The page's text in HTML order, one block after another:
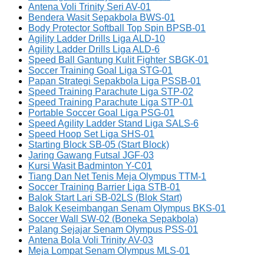
Antena Voli Trinity Seri AV-01
Bendera Wasit Sepakbola BWS-01
Body Protector Softball Top Spin BPSB-01
Agility Ladder Drills Liga ALD-10
Agility Ladder Drills Liga ALD-6
Speed Ball Gantung Kulit Fighter SBGK-01
Soccer Training Goal Liga STG-01
Papan Strategi Sepakbola Liga PSSB-01
Speed Training Parachute Liga STP-02
Speed Training Parachute Liga STP-01
Portable Soccer Goal Liga PSG-01
Speed Agility Ladder Stand Liga SALS-6
Speed Hoop Set Liga SHS-01
Starting Block SB-05 (Start Block)
Jaring Gawang Futsal JGF-03
Kursi Wasit Badminton Y-C01
Tiang Dan Net Tenis Meja Olympus TTM-1
Soccer Training Barrier Liga STB-01
Balok Start Lari SB-02LS (Blok Start)
Balok Keseimbangan Senam Olympus BKS-01
Soccer Wall SW-02 (Boneka Sepakbola)
Palang Sejajar Senam Olympus PSS-01
Antena Bola Voli Trinity AV-03
Meja Lompat Senam Olympus MLS-01